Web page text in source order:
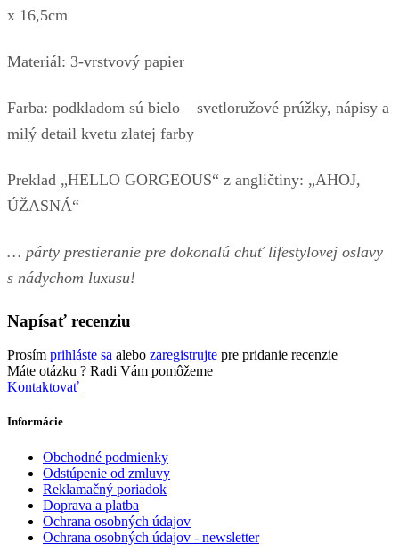
x 16,5cm
Materiál: 3-vrstvový papier
Farba: podkladom sú bielo – svetloružové prúžky, nápisy a
milý detail kvetu zlatej farby
Preklad „HELLO GORGEOUS“ z angličtiny: „AHOJ,
ÚŽASNÁ“
… párty prestieranie pre dokonalú chuť lifestylovej oslavy
s nádychom luxusu!
Napísať recenziu
Prosím prihláste sa alebo zaregistrujte pre pridanie recenzie
Máte otázku ? Radi Vám pomôžeme
Kontaktovať
Informácie
Obchodné podmienky
Odstúpenie od zmluvy
Reklamačný poriadok
Doprava a platba
Ochrana osobných údajov
Ochrana osobných údajov - newsletter